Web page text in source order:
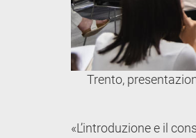
Trento,
«L’introduzione e il